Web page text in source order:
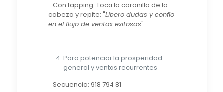
Con tapping: Toca la coronilla de la
cabeza y repite: "Libero dudas y confío
en el flujo de ventas exitosas".
Para potenciar la prosperidad
general y ventas recurrentes
Secuencia: 918 794 81